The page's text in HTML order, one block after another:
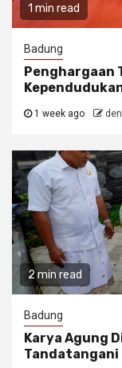
1 min read
Badung
Penghargaan
1 week ago
2 min read
Badung
Karya Agung
Tandatangani